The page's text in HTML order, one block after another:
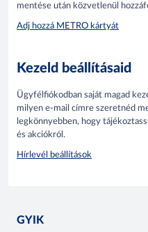
mentése után közvetlenül
Adj hozzá METRO kártyát
Kezeld beállításaid
Ügyfélfiókodban saját magad
milyen e-mail címre szeretnéd
legkönnyebben, hogy
és akciókról.
Hírlevél beállítások
GYIK